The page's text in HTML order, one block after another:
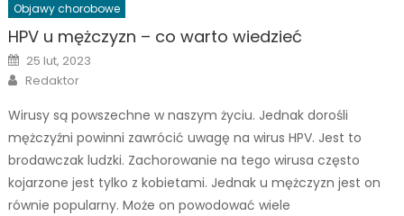
Objawy chorobowe
HPV u mężczyzn – co warto wiedzieć
Posted
on
25 lut, 2023
Author
Redaktor
Wirusy są powszechne w naszym życiu. Jednak dorośli
mężczyźni powinni zawrócić uwagę na wirus HPV. Jest to
brodawczak ludzki. Zachorowanie na tego wirusa często
kojarzone jest tylko z kobietami. Jednak u mężczyzn jest on
równie popularny. Może on powodować wiele